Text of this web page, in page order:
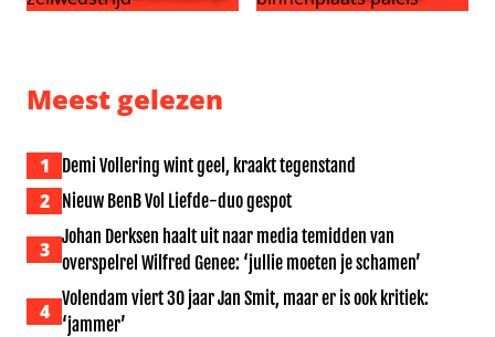
Meest gelezen
1 Demi Vollering wint geel, kraakt tegenstand
2 Nieuw BenB Vol Liefde-duo gespot
3
Johan Derksen haalt uit naar media temidden van
overspelrel Wilfred Genee: ‘jullie moeten je schamen’
4
Volendam viert 30 jaar Jan Smit, maar er is ook kritiek:
‘jammer’